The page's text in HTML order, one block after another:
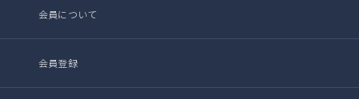
会員について
会員登録